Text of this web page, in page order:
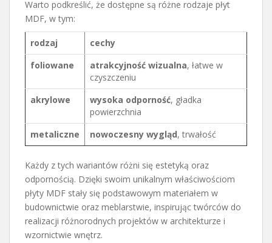
Warto podkreślić, że dostępne są różne rodzaje płyt
MDF, w tym:
rodzaj
cechy
foliowane
atrakcyjność wizualna, łatwe w
czyszczeniu
akrylowe
wysoka odporność, gładka
powierzchnia
metaliczne
nowoczesny wygląd, trwałość
Każdy z tych wariantów różni się estetyką oraz
odpornością. Dzięki swoim unikalnym właściwościom
płyty MDF stały się podstawowym materiałem w
budownictwie oraz meblarstwie, inspirując twórców do
realizacji różnorodnych projektów w architekturze i
wzornictwie wnętrz.